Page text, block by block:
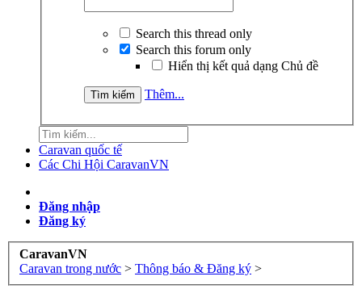
Search this thread only
Search this forum only
Hiển thị kết quả dạng Chủ đề
Thêm...
Caravan quốc tế
Các Chi Hội CaravanVN
Đăng nhập
Đăng ký
CaravanVN
Caravan trong nước > Thông báo & Đăng ký >